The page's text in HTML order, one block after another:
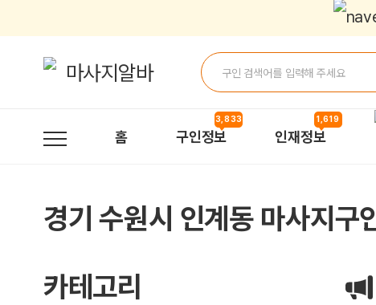
홈 구인정보
3,833
인재정보
1,619
경기 수원시 인계동 마사지구
카테고리